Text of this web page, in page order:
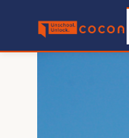
content